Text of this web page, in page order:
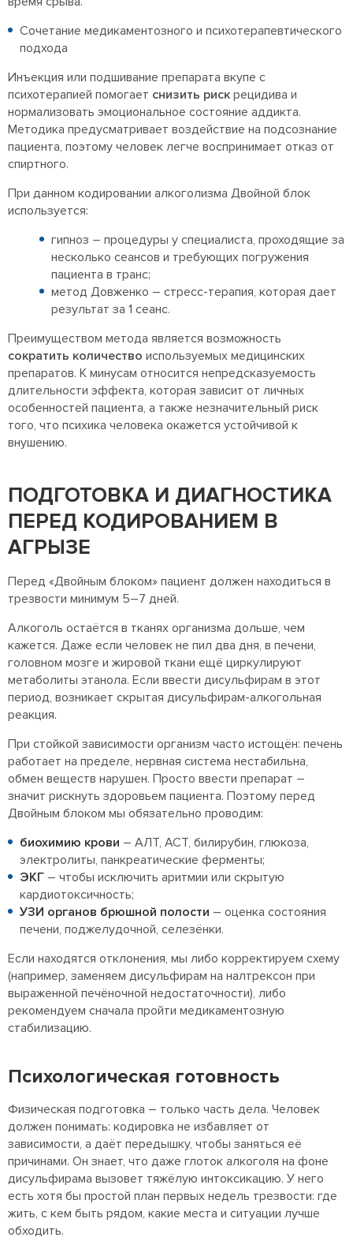
Сочетание медикаментозного и психотерапевтического
подхода
Инъекция или подшивание препарата вкупе с
психотерапией помогает снизить риск рецидива и
нормализовать эмоциональное состояние аддикта.
Методика предусматривает воздействие на подсознание
пациента, поэтому человек легче воспринимает отказ от
спиртного.
При данном кодировании алкоголизма Двойной блок
используется:
гипноз – процедуры у специалиста, проходящие за
несколько сеансов и требующих погружения
пациента в транс;
метод Довженко – стресс-терапия, которая дает
результат за 1 сеанс.
Преимуществом метода является возможность
сократить количество используемых медицинских
препаратов. К минусам относится непредсказуемость
длительности эффекта, которая зависит от личных
особенностей пациента, а также незначительный риск
того, что психика человека окажется устойчивой к
внушению.
ПОДГОТОВКА И ДИАГНОСТИКА
ПЕРЕД КОДИРОВАНИЕМ В
АГРЫЗЕ
Перед «Двойным блоком» пациент должен находиться в
трезвости минимум 5–7 дней.
Алкоголь остаётся в тканях организма дольше, чем
кажется. Даже если человек не пил два дня, в печени,
головном мозге и жировой ткани ещё циркулируют
метаболиты этанола. Если ввести дисульфирам в этот
период, возникает скрытая дисульфирам-алкогольная
реакция.
При стойкой зависимости организм часто истощён: печень
работает на пределе, нервная система нестабильна,
обмен веществ нарушен. Просто ввести препарат –
значит рискнуть здоровьем пациента. Поэтому перед
Двойным блоком мы обязательно проводим:
биохимию крови – АЛТ, АСТ, билирубин, глюкоза,
электролиты, панкреатические ферменты;
ЭКГ – чтобы исключить аритмии или скрытую
кардиотоксичность;
УЗИ органов брюшной полости – оценка состояния
печени, поджелудочной, селезёнки.
Если находятся отклонения, мы либо корректируем схему
(например, заменяем дисульфирам на налтрексон при
выраженной печёночной недостаточности), либо
рекомендуем сначала пройти медикаментозную
стабилизацию.
Психологическая готовность
Физическая подготовка – только часть дела. Человек
должен понимать: кодировка не избавляет от
зависимости, а даёт передышку, чтобы заняться её
причинами. Он знает, что даже глоток алкоголя на фоне
дисульфирама вызовет тяжёлую интоксикацию. У него
есть хотя бы простой план первых недель трезвости: где
жить, с кем быть рядом, какие места и ситуации лучше
обходить.